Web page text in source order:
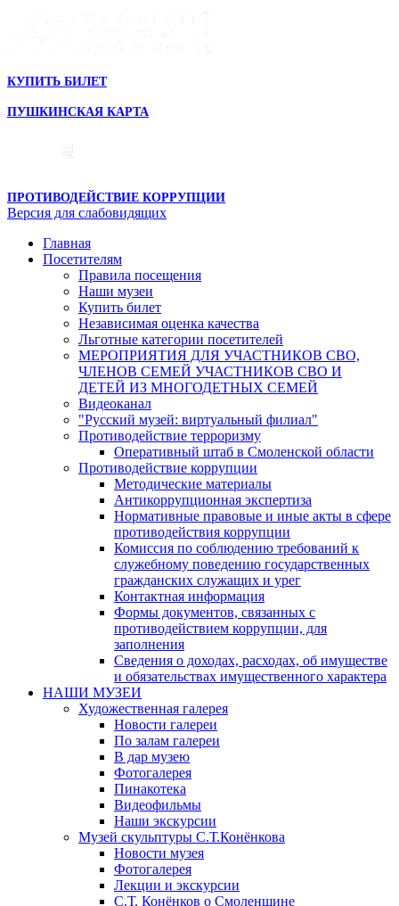
КУПИТЬ БИЛЕТ
ПУШКИНСКАЯ КАРТА
ПРОТИВОДЕЙСТВИЕ КОРРУПЦИИ
Версия для слабовидящих
Главная
Посетителям
Правила посещения
Наши музеи
Купить билет
Независимая оценка качества
Льготные категории посетителей
МЕРОПРИЯТИЯ ДЛЯ УЧАСТНИКОВ СВО,
ЧЛЕНОВ СЕМЕЙ УЧАСТНИКОВ СВО И
ДЕТЕЙ ИЗ МНОГОДЕТНЫХ СЕМЕЙ
Видеоканал
"Русский музей: виртуальный филиал"
Противодействие терроризму
Оперативный штаб в Смоленской области
Противодействие коррупции
Методические материалы
Антикоррупционная экспертиза
Нормативные правовые и иные акты в сфере
противодействия коррупции
Комиссия по соблюдению требований к
служебному поведению государственных
гражданских служащих и урег
Контактная информация
Формы документов, связанных с
противодействием коррупции, для
заполнения
Сведения о доходах, расходах, об имуществе
и обязательствах имущественного характера
НАШИ МУЗЕИ
Художественная галерея
Новости галереи
По залам галереи
В дар музею
Фотогалерея
Пинакотека
Видеофильмы
Наши экскурсии
Музей скульптуры С.Т.Конёнкова
Новости музея
Фотогалерея
Лекции и экскурсии
С.Т. Конёнков о Смоленщине